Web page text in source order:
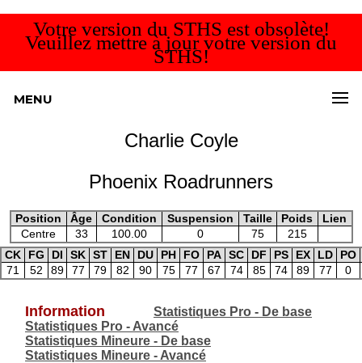
Votre version du STHS est obsolète!
Veuillez mettre à jour votre version du
STHS!
MENU
Charlie Coyle
Phoenix Roadrunners
Position Âge Condition Suspension Taille Poids
Lien
Centre
33 100.00 0 75
215
CK
FG DI SK ST EN DU PH FO PA SC DF PS EX LD
PO
71
52 89 77 79 82 90 75 77 67 74 85 74 89 77 0
Information
Statistiques Pro - De base
Statistiques Pro - Avancé
Statistiques Mineure - De base
Statistiques Mineure - Avancé